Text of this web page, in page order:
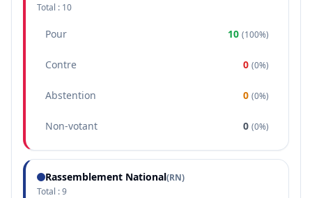
Total : 10
Pour 10 (100%)
Contre 0 (0%)
Abstention 0 (0%)
Non-votant 0 (0%)
Rassemblement National(RN)
Total :9